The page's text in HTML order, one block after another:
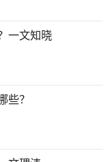
一文知晓
些？